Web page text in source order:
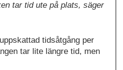
tar tid ute på plats, säger
tidsåtgång per
tar lite längre tid, men